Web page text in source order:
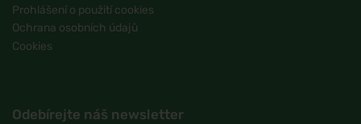
Prohlášení o použití cookies
Ochrana osobních údajů
Cookies
Odebírejte náš newsletter